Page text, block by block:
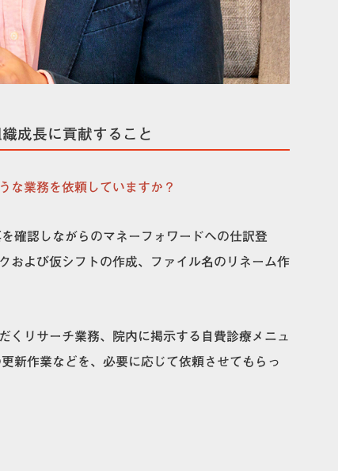
成長に貢献すること
業務を依頼していますか？
確認しながらのマネーフォワードへの仕訳登
および仮シフトの作成、ファイル名のリネーム作
くリサーチ業務、院内に掲示する自費診療メニュ
新作業などを、必要に応じて依頼させてもらっ